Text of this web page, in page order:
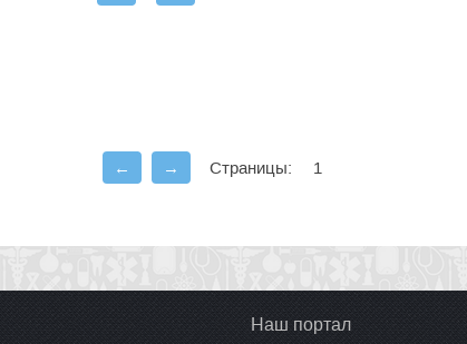
← → Страницы: 1
Наш портал